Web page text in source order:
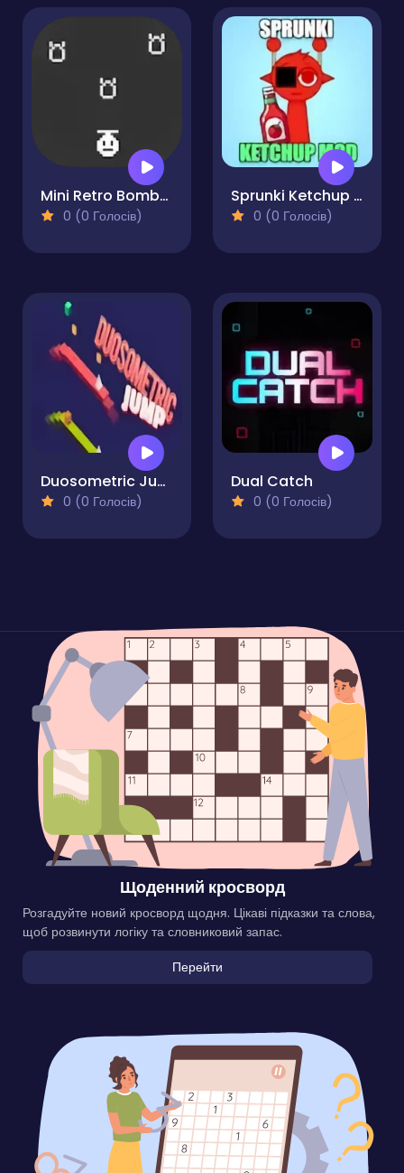
Mini Retro Bomber Enhanced
0 (0 Голосів)
Sprunki Ketchup Mod
0 (0 Голосів)
Duosometric Jump
0 (0 Голосів)
Dual Catch
0 (0 Голосів)
Щоденний кросворд
Розгадуйте новий кросворд щодня. Цікаві підказки та слова,
щоб розвинути логіку та словниковий запас.
Перейти